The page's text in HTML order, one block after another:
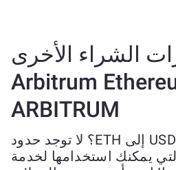
الشراء الأخرى
Arbitrum
ARBITRUM
لا تريد تحويل USDT إلى ETH؟ لا توجد حدود
يمكنك استخدامها لخدمة